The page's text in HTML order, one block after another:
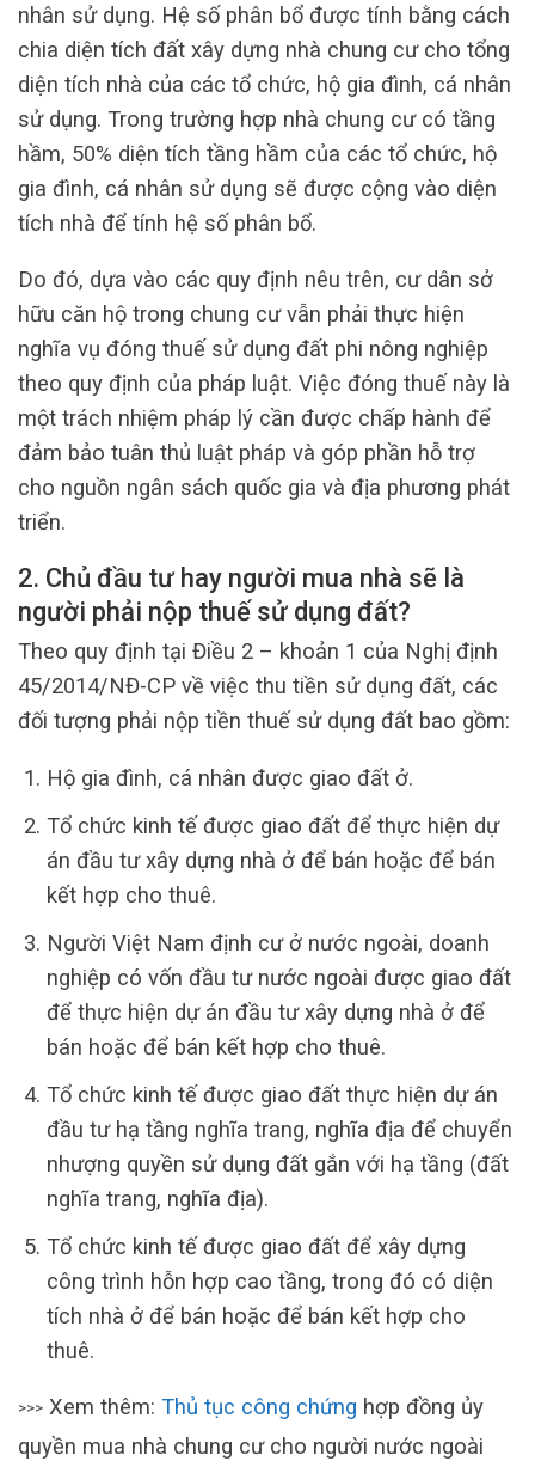
nhân sử dụng. Hệ số phân bổ được tính bằng cách
chia diện tích đất xây dựng nhà chung cư cho tổng
diện tích nhà của các tổ chức, hộ gia đình, cá nhân
sử dụng. Trong trường hợp nhà chung cư có tầng
hầm, 50% diện tích tầng hầm của các tổ chức, hộ
gia đình, cá nhân sử dụng sẽ được cộng vào diện
tích nhà để tính hệ số phân bổ.
Do đó, dựa vào các quy định nêu trên, cư dân sở
hữu căn hộ trong chung cư vẫn phải thực hiện
nghĩa vụ đóng thuế sử dụng đất phi nông nghiệp
theo quy định của pháp luật. Việc đóng thuế này là
một trách nhiệm pháp lý cần được chấp hành để
đảm bảo tuân thủ luật pháp và góp phần hỗ trợ
cho nguồn ngân sách quốc gia và địa phương phát
triển.
2. Chủ đầu tư hay người mua nhà sẽ là
người phải nộp thuế sử dụng đất?
Theo quy định tại Điều 2 – khoản 1 của Nghị định
45/2014/NĐ-CP về việc thu tiền sử dụng đất, các
đối tượng phải nộp tiền thuế sử dụng đất bao gồm:
Hộ gia đình, cá nhân được giao đất ở.
Tổ chức kinh tế được giao đất để thực hiện dự
án đầu tư xây dựng nhà ở để bán hoặc để bán
kết hợp cho thuê.
Người Việt Nam định cư ở nước ngoài, doanh
nghiệp có vốn đầu tư nước ngoài được giao đất
để thực hiện dự án đầu tư xây dựng nhà ở để
bán hoặc để bán kết hợp cho thuê.
Tổ chức kinh tế được giao đất thực hiện dự án
đầu tư hạ tầng nghĩa trang, nghĩa địa để chuyển
nhượng quyền sử dụng đất gắn với hạ tầng (đất
nghĩa trang, nghĩa địa).
Tổ chức kinh tế được giao đất để xây dựng
công trình hỗn hợp cao tầng, trong đó có diện
tích nhà ở để bán hoặc để bán kết hợp cho
thuê.
>>> Xem thêm: Thủ tục công chứng hợp đồng ủy
quyền mua nhà chung cư cho người nước ngoài